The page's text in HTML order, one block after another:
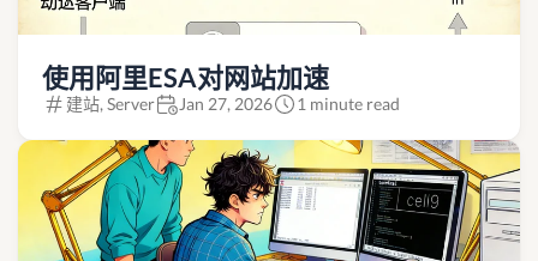
使用阿里ESA对网站加速
建站, Server Jan 27, 2026 1 minute read